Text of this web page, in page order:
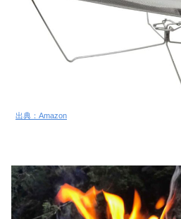
出典：Amazon